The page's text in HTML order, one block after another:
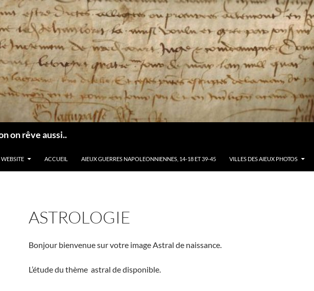
on rêve aussi..
ACCUEIL AIEUX GUERRES NAPOLEONNIENNES, 14-18 ET 39-45 VILLES DES AIEUX PHOTOS
ASTROLOGIE
Bonjour bienvenue sur votre image Astral de naissance.
L’étude du thème astral de disponible.